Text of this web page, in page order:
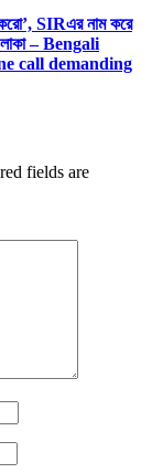
SIRএর নাম করে
– Bengali
call demanding
fields are